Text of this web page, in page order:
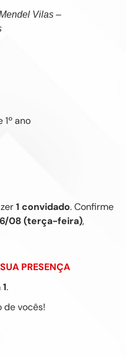
Vilas –
ano
1 convidado. Confirme
08 (terça-feira),
PRESENÇA
.
de vocês!